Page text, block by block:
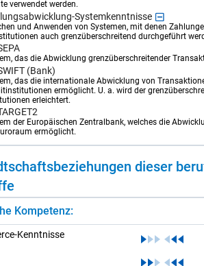
verwendet werden.
Systemkenntnisse
und Anwenden von Systemen, mit denen
auch grenzüberschreitend durchgeführt
das die Abwicklung grenzüberschreitender
(Bank)
das die internationale Abwicklung von
ermöglicht. U. a. wird der
erleichtert.
der Europäischen Zentralbank, welches die
ermöglicht.
die­ser
Kompetenz:
Kennt­nis­se